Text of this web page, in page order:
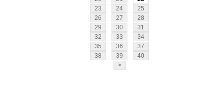
23
24
25
26
27
28
29
30
31
32
33
34
35
36
37
38
39
40
>